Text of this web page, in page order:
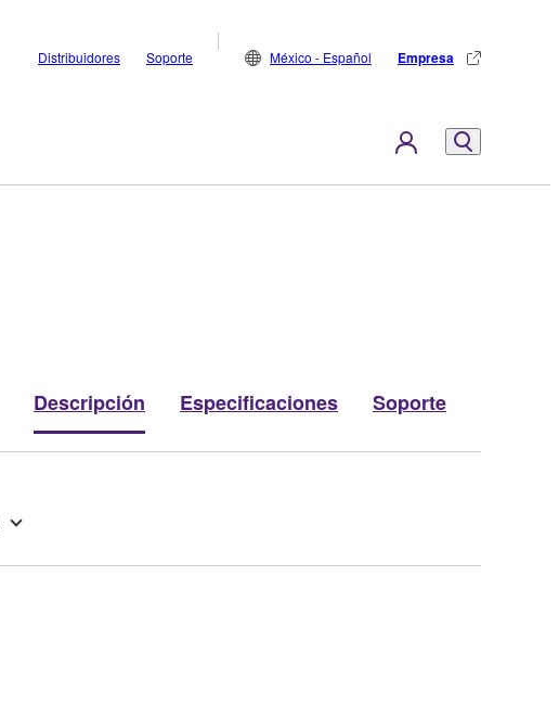
Distribuidores Soporte México - Español Empresa
Descripción Especificaciones Soporte